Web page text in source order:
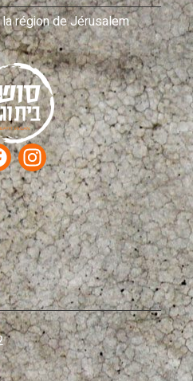
région de Jérusalem